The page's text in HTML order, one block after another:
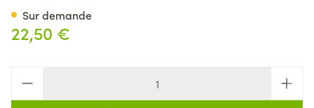
22,50 €
Sur demande